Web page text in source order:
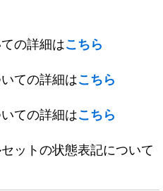
の詳細はこちら
ての詳細はこちら
ての詳細はこちら
ットの状態表記について